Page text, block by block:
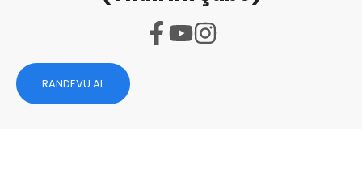
RANDEVU AL